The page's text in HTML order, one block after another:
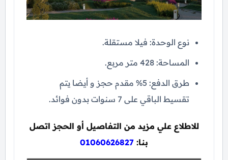
نوع الوحدة: فيلا مستقلة.
المساحة: 428 متر مربع.
طرق الدفع: 5% مقدم حجز و أيضا يتم
تقسيط الباقي على 7 سنوات بدون فوائد.
للاطلاع علي مزيد من التفاصيل أو الحجز اتصل
بنا: 01060626827